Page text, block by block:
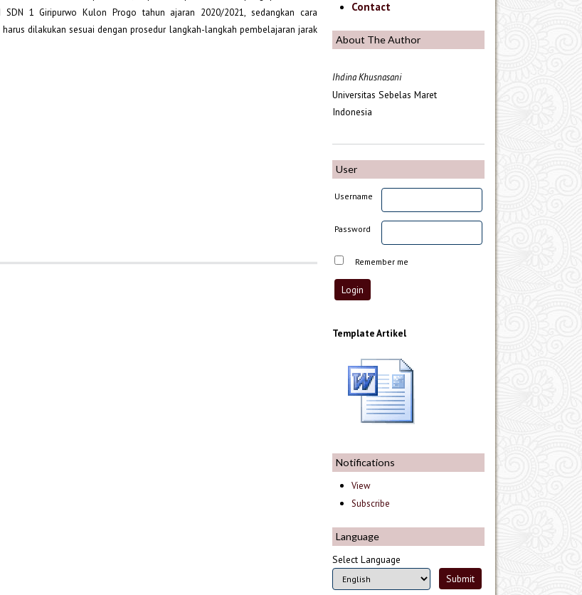
Contact
About The Author
Ihdina Khusnasani
Universitas Sebelas Maret
Indonesia
User
Username
Password
Remember me
Template Artikel
Notifications
View
Subscribe
Language
Select Language
1 Giripurwo Kulon Progo tahun ajaran 2020/2021, sedangkan cara
dilakukan sesuai dengan prosedur langkah-langkah pembelajaran jarak